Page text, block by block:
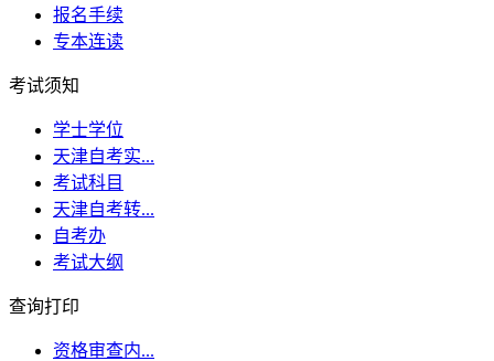
报名手续
专本连读
考试须知
学士学位
天津自考实...
考试科目
天津自考转...
自考办
考试大纲
查询打印
资格审查内...